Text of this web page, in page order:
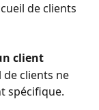
de clients
client
de clients ne
spécifique.